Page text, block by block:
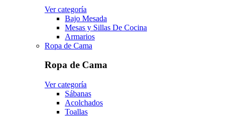
Ver categoría
Bajo Mesada
Mesas y Sillas De Cocina
Armarios
Ropa de Cama
Ropa de Cama
Ver categoría
Sábanas
Acolchados
Toallas